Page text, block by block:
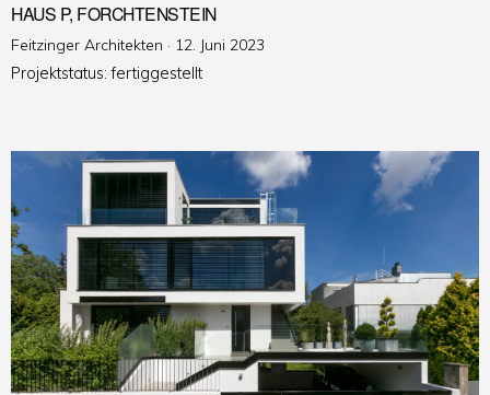
HAUS P, FORCHTENSTEIN
Feitzinger Architekten · Veröffentlicht
am
12. Juni 2023
Projektstatus: fertiggestellt